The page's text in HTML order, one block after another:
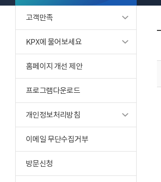
고객만족
KPX에 물어보세요
홈페이지 개선 제안
프로그램다운로드
개인정보처리방침
이메일 무단수집거부
방문신청